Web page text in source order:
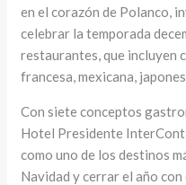
en el corazón de Polanco,
celebrar la temporada
restaurantes, que incluyen
francesa, mexicana,
Con siete conceptos
Hotel Presidente
como uno de los destinos
Navidad y cerrar el año